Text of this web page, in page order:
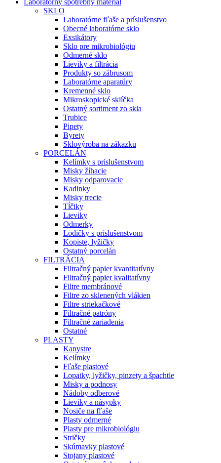
Laboratórny spotrebný materiál
SKLO
Laboratórne fľaše a príslušenstvo
Obecné laboratórne sklo
Exsikátory
Sklo pre mikrobiológiu
Odmerné sklo
Lieviky a filtrácia
Produkty so zábrusom
Laboratórne aparatúry
Kremenné sklo
Mikroskopické sklíčka
Ostatný sortiment zo skla
Trubice
Pipety
Byrety
Sklovýroba na zákazku
PORCELÁN
Kelímky s príslušenstvom
Misky žíhacie
Misky odparovacie
Kadinky
Misky trecie
Tĺčiky
Lieviky
Odmerky
Lodičky s príslušenstvom
Kopiste, lyžičky
Ostatný porcelán
FILTRÁCIA
Filtračný papier kvantitatívny
Filtračný papier kvalitatívny
Filtre membránové
Filtre zo sklenených vlákien
Filtre striekačkové
Filtračné patróny
Filtračné zariadenia
Ostatné
PLASTY
Kanystre
Kelímky
Fľaše plastové
Lopatky, lyžičky, pinzety a špachtle
Misky a podnosy
Nádoby odberové
Lieviky a násypky
Nosiče na fľaše
Plasty odmerné
Plasty pre mikrobiológiu
Stričky
Skúmavky plastové
Stojany plastové